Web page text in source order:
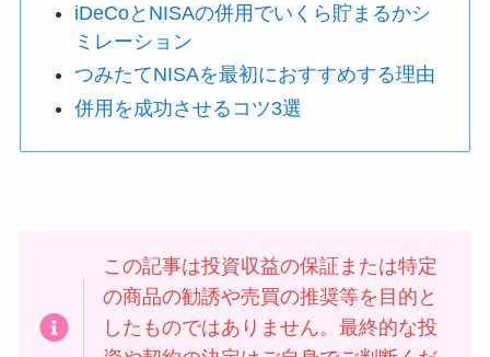
iDeCoとNISAの併用でいくら貯まるかシ
ミレーション
つみたてNISAを最初におすすめする理由
併用を成功させるコツ3選
この記事は投資収益の保証または特定
の商品の勧誘や売買の推奨等を目的と
したものではありません。最終的な投